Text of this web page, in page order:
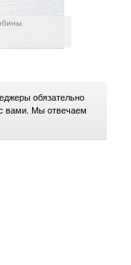
обязательно
вами. Мы отвечаем